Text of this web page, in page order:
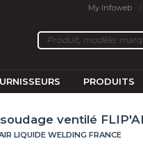
My Infoweb
PRODUITS
ventilé
LIQUIDE WELDING FRANCE